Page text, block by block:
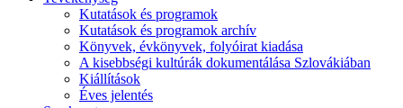
Kutatások és programok
Kutatások és programok archív
Könyvek, évkönyvek, folyóirat kiadása
A kisebbségi kultúrák dokumentálása Szlovákiában
Kiállítások
Éves jelentés